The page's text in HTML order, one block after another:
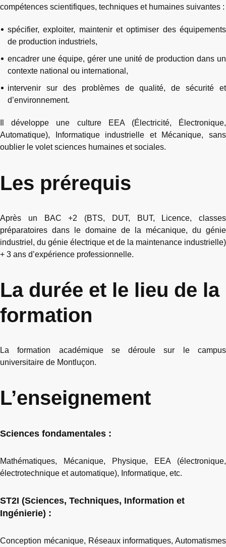
compétences scientifiques, techniques et humaines suivantes :
spécifier, exploiter, maintenir et optimiser des équipements
de production industriels,
encadrer une équipe, gérer une unité de production dans un
contexte national ou international,
intervenir sur des problèmes de qualité, de sécurité et
d’environnement.
Il développe une culture EEA (Électricité, Électronique,
Automatique), Informatique industrielle et Mécanique, sans
oublier le volet sciences humaines et sociales.
Les prérequis
Après un BAC +2 (BTS, DUT, BUT, Licence, classes
préparatoires dans le domaine de la mécanique, du génie
industriel, du génie électrique et de la maintenance industrielle)
+ 3 ans d’expérience professionnelle.
La durée et le lieu de la
formation
La formation académique se déroule sur le campus
universitaire de Montluçon.
L’enseignement
Sciences fondamentales :
Mathématiques, Mécanique, Physique, EEA (électronique,
électrotechnique et automatique), Informatique, etc.
ST2I (Sciences, Techniques, Information et
Ingénierie) :
Conception mécanique, Réseaux informatiques, Automatismes